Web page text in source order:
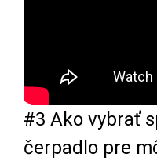
#3 Ako vybrať
čerpadlo pre